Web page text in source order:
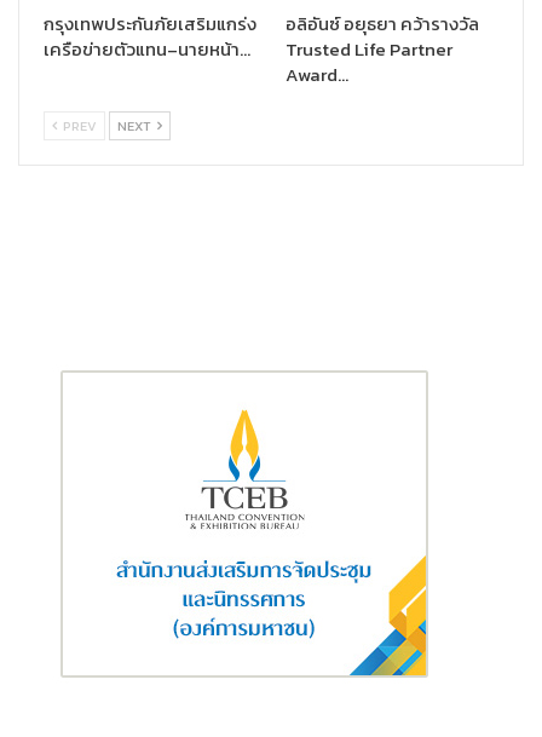
กรุงเทพประกันภัยเสริมแกร่ง
เครือข่ายตัวแทน–นายหน้า…
อลิอันซ์ อยุธยา คว้ารางวัล
Trusted Life Partner
Award…
PREV NEXT